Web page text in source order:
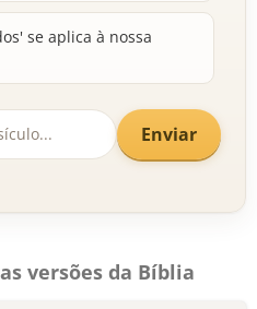
se aplica à nossa
Enviar
versões da Bíblia